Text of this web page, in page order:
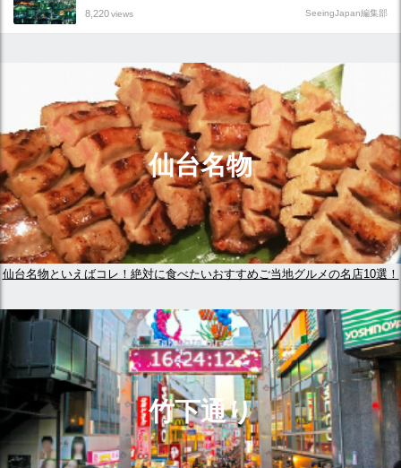
8,220views SeeingJapan編集部
仙台名物
仙台名物といえばコレ！絶対に食べたいおすすめご当地グルメの名店10選！
竹下通り